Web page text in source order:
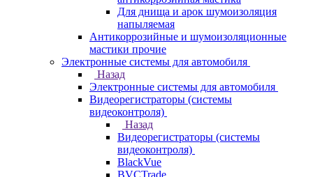
Для днища и арок шумоизоляция
напыляемая
Антикоррозийные и шумоизоляционные
мастики прочие
Электронные системы для автомобиля
Назад
Электронные системы для автомобиля
Видеорегистраторы (системы
видеоконтроля)
Назад
Видеорегистраторы (системы
видеоконтроля)
BlackVue
BVCTrade